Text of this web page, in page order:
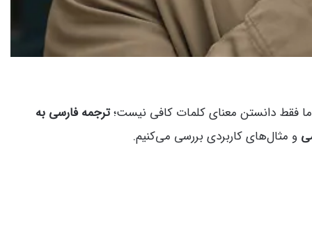
فقط دانستن معنای کلمات کافی نیست؛ترجمه فارسی به
و مثال‌های کاربردی بررسی می‌کنیم.